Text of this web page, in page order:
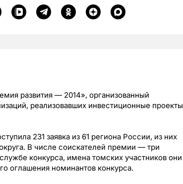
развития — 2014», организованный
реализовавших инвестиционные проекты
231 заявка из 61 региона России, из них
В числе соискателей премии — три
конкурса, имена томских участников они
оглашения номинантов конкурса.